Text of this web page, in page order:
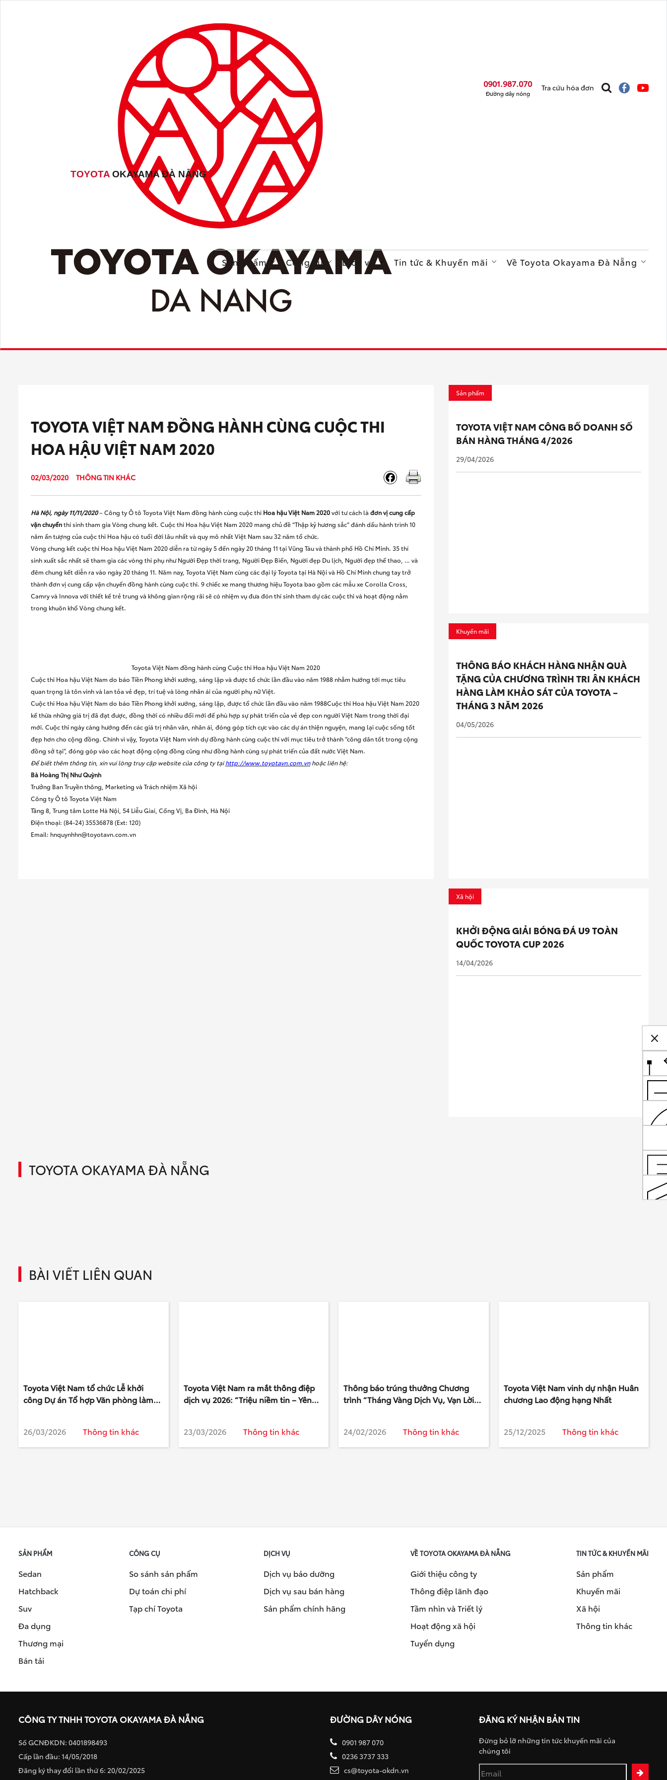
TOYOTA OKAYAMA ĐÀ NẴNG
0901.987.070
Đường dây nóng
Tra cứu hóa đơn
Sản phẩm Công cụ Dịch vụ Tin tức & Khuyến mãi Về Toyota Okayama Đà Nẵng
TOYOTA VIỆT NAM ĐỒNG HÀNH CÙNG CUỘC THI
HOA HẬU VIỆT NAM 2020
02/03/2020 THÔNG TIN KHÁC
Hà Nội, ngày 11/11/2020– Công ty Ô tô Toyota Việt Nam đồng hành cùng cuộc thi Hoa hậu Việt Nam 2020với tư cách là đơn vị cung cấp
vận chuyểnthí sinh tham gia Vòng chung kết. Cuộc thi Hoa hậu Việt Nam 2020 mang chủ đề “Thập kỷ hương sắc” đánh dấu hành trình 10
năm ấn tượng của cuộc thi Hoa hậu có tuổi đời lâu nhất và quy mô nhất Việt Nam sau 32 năm tổ chức.
Vòng chung kết cuộc thi Hoa hậu Việt Nam 2020 diễn ra từ ngày 5 đến ngày 20 tháng 11 tại Vũng Tàu và thành phố Hồ Chí Minh. 35 thí
sinh xuất sắc nhất sẽ tham gia các vòng thi phụ như Người Đẹp thời trang, Người Đẹp Biển, Người đẹp Du lịch, Người đẹp thể thao, … và
đêm chung kết diễn ra vào ngày 20 tháng 11. Năm nay, Toyota Việt Nam cùng các đại lý Toyota tại Hà Nội và Hồ Chí Minh chung tay trở
thành đơn vị cung cấp vận chuyển đồng hành cùng cuộc thi. 9 chiếc xe mang thương hiệu Toyota bao gồm các mẫu xe Corolla Cross,
Camry và Innova với thiết kế trẻ trung và không gian rộng rãi sẽ có nhiệm vụ đưa đón thí sinh tham dự các cuộc thi và hoạt động nằm
trong khuôn khổ Vòng chung kết.
Toyota Việt Nam đồng hành cùng Cuộc thi Hoa hậu Việt Nam 2020
Cuộc thi Hoa hậu Việt Nam do báo Tiền Phong khởi xướng, sáng lập và được tổ chức lần đầu vào năm 1988 nhằm hướng tới mục tiêu
quan trọng là tôn vinh và lan tỏa vẻ đẹp, trí tuệ và lòng nhân ái của người phụ nữ Việt.
Cuộc thi Hoa hậu Việt Nam do báo Tiền Phong khởi xướng, sáng lập, được tổ chức lần đầu vào năm 1988Cuộc thi Hoa hậu Việt Nam 2020
kế thừa những giá trị đã đạt được, đồng thời có nhiều đổi mới để phù hợp sự phát triển của vẻ đẹp con người Việt Nam trong thời đại
mới. Cuộc thi ngày càng hướng đến các giá trị nhân văn, nhân ái, đóng góp tích cực vào các dự án thiện nguyện, mang lại cuộc sống tốt
đẹp hơn cho cộng đồng. Chính vì vậy, Toyota Việt Nam vinh dự đồng hành cùng cuộc thi với mục tiêu trở thành “công dân tốt trong cộng
đồng sở tại”, đóng góp vào các hoạt động cộng đồng cũng như đồng hành cùng sự phát triển của đất nước Việt Nam.
Để biết thêm thông tin, xin vui lòng truy cập website của công ty tạihttp://www.toyotavn.com.vn hoặc liên hệ:
Bà Hoàng Thị Như Quỳnh
Trưởng Ban Truyền thông, Marketing và Trách nhiệm Xã hội
Công ty Ô tô Toyota Việt Nam
Tầng 8, Trung tâm Lotte Hà Nội, 54 Liễu Giai, Cống Vị, Ba Đình, Hà Nội
Điện thoại: (84-24) 35536878 (Ext: 120)
Email: hnquynhhn@toyotavn.com.vn
Sản phẩm
TOYOTA VIỆT NAM CÔNG BỐ DOANH SỐ
BÁN HÀNG THÁNG 4/2026
29/04/2026
Khuyến mãi
THÔNG BÁO KHÁCH HÀNG NHẬN QUÀ
TẶNG CỦA CHƯƠNG TRÌNH TRI ÂN KHÁCH
HÀNG LÀM KHẢO SÁT CỦA TOYOTA –
THÁNG 3 NĂM 2026
04/05/2026
Xã hội
KHỞI ĐỘNG GIẢI BÓNG ĐÁ U9 TOÀN
QUỐC TOYOTA CUP 2026
14/04/2026
TOYOTA OKAYAMA ĐÀ NẴNG
BÀI VIẾT LIÊN QUAN
Toyota Việt Nam tổ chức Lễ khởi
công Dự án Tổ hợp Văn phòng làm
26/03/2026
Thông tin khác
Toyota Việt Nam ra mắt thông điệp
dịch vụ 2026: “Triệu niềm tin – Yên
23/03/2026
Thông tin khác
Thông báo trúng thưởng Chương
trình “Tháng Vàng Dịch Vụ, Vạn Lời
24/02/2026
Thông tin khác
Toyota Việt Nam vinh dự nhận Huân
chương Lao động hạng Nhất
25/12/2025 Thông tin khác
SẢN PHẨM
Sedan
Hatchback
Suv
Đa dụng
Thương mại
Bán tải
CÔNG CỤ
So sánh sản phẩm
Dự toán chi phí
Tạp chí Toyota
DỊCH VỤ
Dịch vụ bảo dưỡng
Dịch vụ sau bán hàng
Sản phẩm chính hãng
VỀ TOYOTA OKAYAMA ĐÀ NẴNG
Giới thiệu công ty
Thông điệp lãnh đạo
Tầm nhìn và Triết lý
Hoạt động xã hội
Tuyển dụng
TIN TỨC & KHUYẾN MÃI
Sản phẩm
Khuyến mãi
Xã hội
Thông tin khác
CÔNG TY TNHH TOYOTA OKAYAMA ĐÀ NẴNG
Số GCNĐKDN: 0401898493
Cấp lần đầu: 14/05/2018
Đăng ký thay đổi lần thứ 6: 20/02/2025
ĐƯỜNG DÂY NÓNG
0901 987 070
0236 3737 333
cs@toyota-okdn.vn
ĐĂNG KÝ NHẬN BẢN TIN
Đừng bỏ lỡ những tin tức khuyến mãi của
chúng tôi